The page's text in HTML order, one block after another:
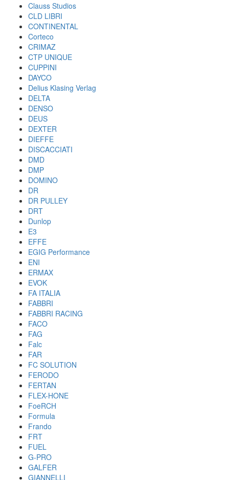
Clauss Studios
CLD LIBRI
CONTINENTAL
Corteco
CRIMAZ
CTP UNIQUE
CUPPINI
DAYCO
Delius Klasing Verlag
DELTA
DENSO
DEUS
DEXTER
DIEFFE
DISCACCIATI
DMD
DMP
DOMINO
DR
DR PULLEY
DRT
Dunlop
E3
EFFE
EGIG Performance
ENI
ERMAX
EVOK
FA ITALIA
FABBRI
FABBRI RACING
FACO
FAG
Falc
FAR
FC SOLUTION
FERODO
FERTAN
FLEX-HONE
FoeRCH
Formula
Frando
FRT
FUEL
G-PRO
GALFER
GIANNELLI